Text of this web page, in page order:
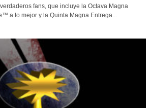
fans, que incluye la Octava Magna
a lo mejor y la Quinta Magna Entrega...